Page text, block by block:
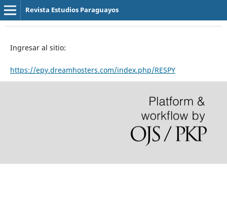
Revista Estudios Paraguayos
Ingresar al sitio:
https://epy.dreamhosters.com/index.php/RESPY